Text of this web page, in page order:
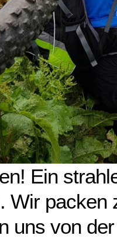
Ein
Wir packen
uns von